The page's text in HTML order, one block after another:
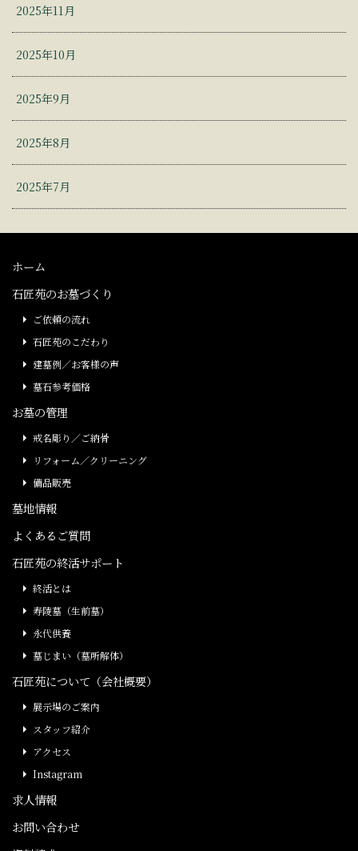
2025年11月
2025年10月
2025年9月
2025年8月
2025年7月
ホーム
石匠苑のお墓づくり
ご依頼の流れ
石匠苑のこだわり
建墓例／お客様の声
墓石参考価格
お墓の管理
戒名彫り／ご納骨
リフォーム／クリーニング
備品販売
墓地情報
よくあるご質問
石匠苑の終活サポート
終活とは
寿陵墓（生前墓）
永代供養
墓じまい（墓所解体）
石匠苑について（会社概要）
展示場のご案内
スタッフ紹介
アクセス
Instagram
求人情報
お問い合わせ